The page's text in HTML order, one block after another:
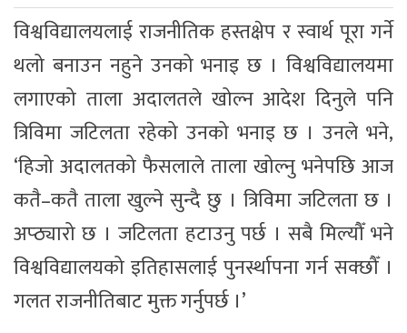
विश्वविद्यालयलाई राजनीतिक हस्तक्षेप र स्वार्थ पूरा गर्ने
थलो बनाउन नहुने उनको भनाइ छ । विश्वविद्यालयमा
लगाएको ताला अदालतले खोल्न आदेश दिनुले पनि
त्रिविमा जटिलता रहेको उनको भनाइ छ । उनले भने,
‘हिजो अदालतको फैसलाले ताला खोल्नु भनेपछि आज
कतै–कतै ताला खुल्ने सुन्दै छु । त्रिविमा जटिलता छ ।
अप्ठ्यारो छ । जटिलता हटाउनु पर्छ । सबै मिल्यौँ भने
विश्वविद्यालयको इतिहासलाई पुनर्स्थापना गर्न सक्छौँ ।
गलत राजनीतिबाट मुक्त गर्नुपर्छ ।’